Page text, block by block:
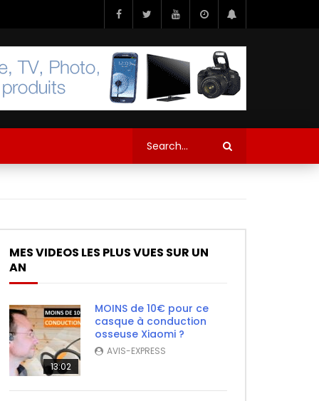
MES VIDEOS LES PLUS VUES SUR UN
AN
13:02
MOINS de 10€ pour ce
casque à conduction
osseuse Xiaomi ?
AVIS-EXPRESS